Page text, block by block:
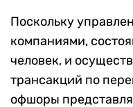
Поскольку
компаниями,
человек, и
трансакций по
офшоры